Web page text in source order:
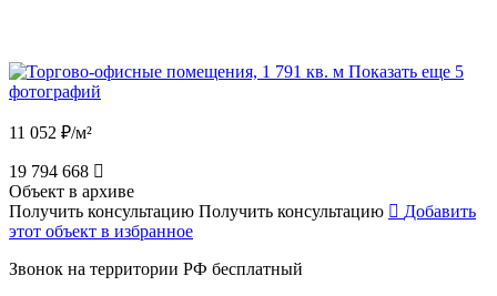
Показать еще 5
фотографий
11 052 ₽/м²
19 794 668
Объект в архиве
Получить консультацию Получить консультацию
Добавить
этот объект в избранное
Звонок на территории РФ бесплатный